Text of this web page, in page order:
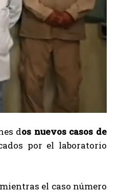
dos nuevos casos de
por el laboratorio
el caso número